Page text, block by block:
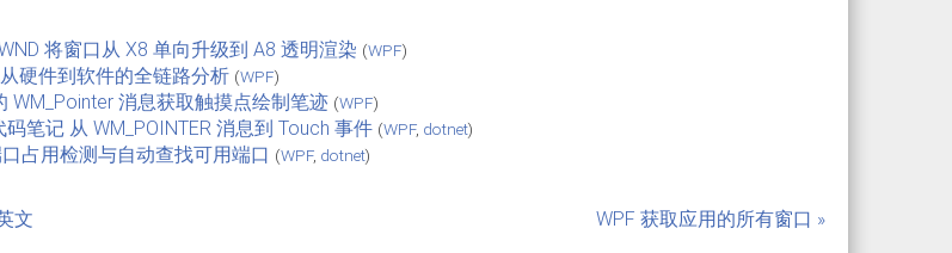
将窗口从 X8 单向升级到 A8 透明渲染 (WPF)
硬件到软件的全链路分析 (WPF)
WM_Pointer 消息获取触摸点绘制笔迹 (WPF)
笔记 从 WM_POINTER 消息到 Touch 事件 (WPF, dotnet)
占用检测与自动查找可用端口 (WPF, dotnet)
文 WPF 获取应用的所有窗口 »